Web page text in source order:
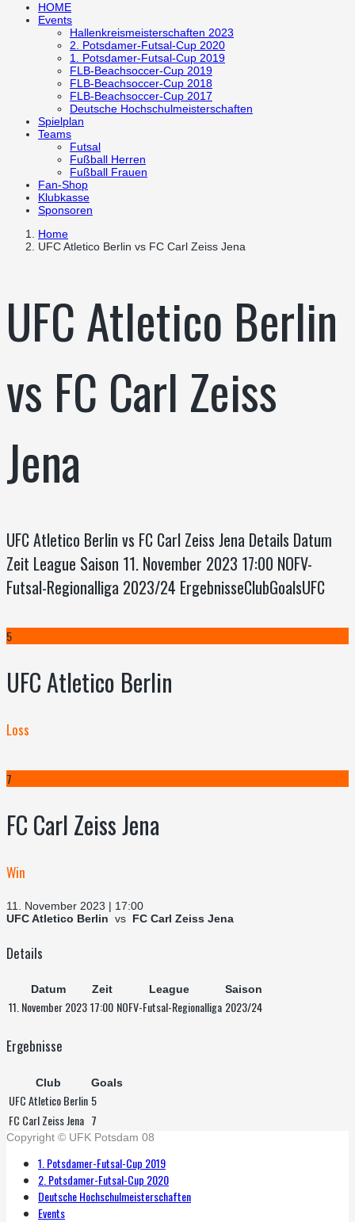
HOME
Events
Hallenkreismeisterschaften 2023
2. Potsdamer-Futsal-Cup 2020
1. Potsdamer-Futsal-Cup 2019
FLB-Beachsoccer-Cup 2019
FLB-Beachsoccer-Cup 2018
FLB-Beachsoccer-Cup 2017
Deutsche Hochschulmeisterschaften
Spielplan
Teams
Futsal
Fußball Herren
Fußball Frauen
Fan-Shop
Klubkasse
Sponsoren
Home
UFC Atletico Berlin vs FC Carl Zeiss Jena
UFC Atletico Berlin
vs FC Carl Zeiss
Jena
UFC Atletico Berlin vs FC Carl Zeiss Jena Details Datum
Zeit League Saison 11. November 2023 17:00 NOFV-
Futsal-Regionalliga 2023/24 ErgebnisseClubGoalsUFC
5
UFC Atletico Berlin
Loss
7
FC Carl Zeiss Jena
Win
11. November 2023 | 17:00
UFC Atletico Berlin vs FC Carl Zeiss Jena
Details
Datum Zeit League Saison
11. November 202317:00 NOFV-Futsal-Regionalliga 2023/24
Ergebnisse
Club Goals
UFC Atletico Berlin 5
FC Carl Zeiss Jena 7
Copyright © UFK Potsdam 08
1. Potsdamer-Futsal-Cup 2019
2. Potsdamer-Futsal-Cup 2020
Deutsche Hochschulmeisterschaften
Events